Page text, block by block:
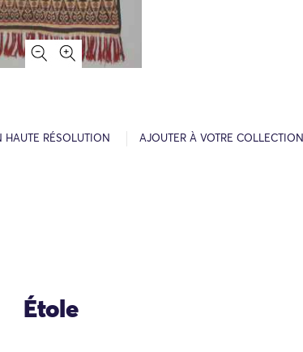
HAUTE RÉSOLUTION AJOUTER À VOTRE COLLECTION
Étole